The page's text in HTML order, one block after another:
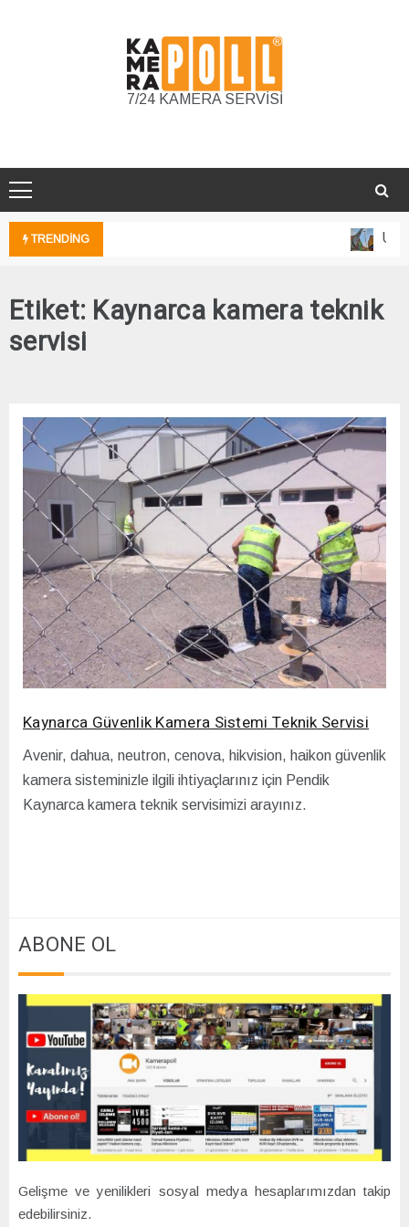
7/24 KAMERA SERVİSİ
TRENDING
Etiket: Kaynarca kamera teknik
servisi
Kaynarca Güvenlik Kamera Sistemi Teknik Servisi
Avenir, dahua, neutron, cenova, hikvision, haikon güvenlik
kamera sisteminizle ilgili ihtiyaçlarınız için Pendik
Kaynarca kamera teknik servisimizi arayınız.
ABONE OL
Gelişme ve yenilikleri sosyal medya hesaplarımızdan takip
edebilirsiniz.